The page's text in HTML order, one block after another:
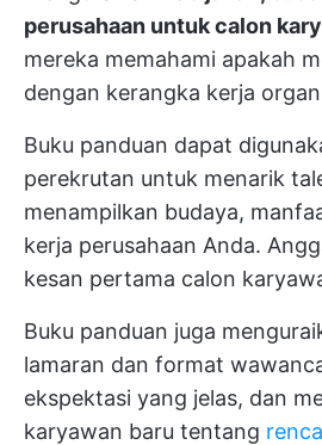
perusahaan untuk calon
mereka memahami apakah
dengan kerangka kerja
Buku panduan dapat
perekrutan untuk menarik
menampilkan budaya,
kerja perusahaan Anda.
kesan pertama calon
Buku panduan juga
lamaran dan format
ekspektasi yang jelas, dan
karyawan baru tentang